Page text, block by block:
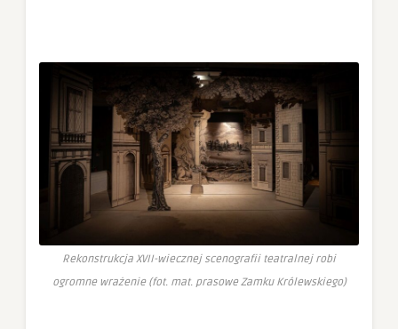
Rekonstrukcja XVII-wiecznej scenografii teatralnej robi
ogromne wrażenie (fot. mat. prasowe Zamku Królewskiego)